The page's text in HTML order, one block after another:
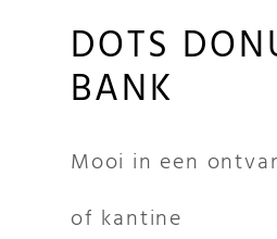
DOTS
BANK
Mooi in een
of kantine